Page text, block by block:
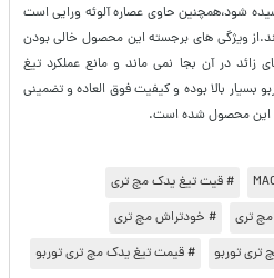
شود،همچنین حاوی عصاره آلوئه ورایی است
ویژگی های برجسته این محصول خالی بودن
در آن بجا نمی ماند و مانع عملکرد تیغ
بسیار بالا بوده و کیفیت فوق العاده و تضمینی
این محصول شده است.
# قیت تیغ یدک مچ تری
تری
# خودتراش مچ تری
تری توربو
# قیمت تیغ یدک مچ تری توربو